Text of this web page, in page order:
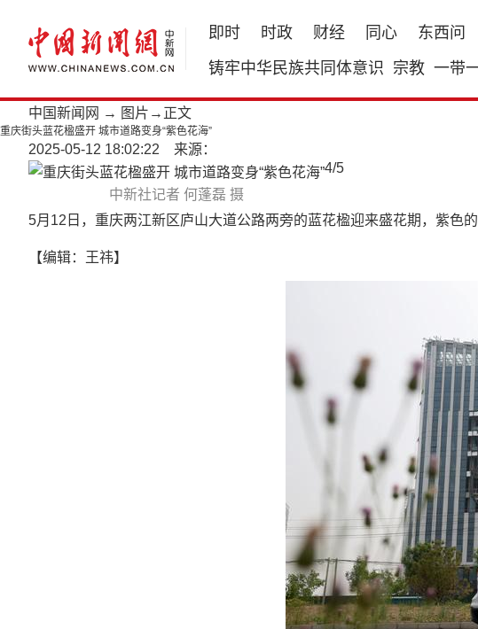
即时 时政 财经 同心 东西问
铸牢中华民族共同体意识 宗教 一带
中国新闻网 → 图片 →正文
重庆街头蓝花楹盛开 城市道路变身“紫色花海”
2025-05-12 18:02:22 来源：
中新社记者 何蓬磊 摄
4/5
5月12日，重庆两江新区庐山大道公路两旁的蓝花楹迎来盛花期，紫色
【编辑：王祎】